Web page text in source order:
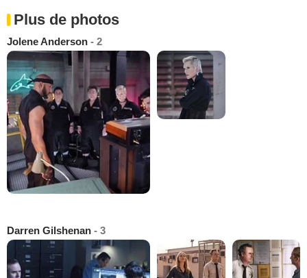
Plus de photos
Jolene Anderson - 2
Darren Gilshenan - 3